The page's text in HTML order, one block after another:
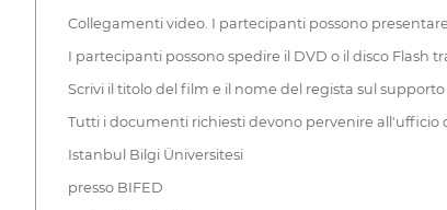
Collegamenti video. I partecipanti possono
I partecipanti possono spedire il DVD o il disco Flash
Scrivi il titolo del film e il nome del regista sul supporto
Tutti i documenti richiesti devono pervenire all'ufficio
Istanbul Bilgi Üniversitesi
presso BIFED